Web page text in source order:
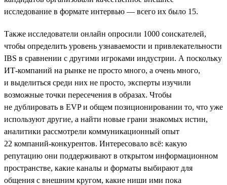
исследование в формате интервью — всего их было 15.
Также исследователи онлайн опросили 1000 соискателей,
чтобы определить уровень узнаваемости и привлекательности
IBS в сравнении с другими игроками индустрии. А поскольку
ИТ-компаний на рынке не просто много, а очень много,
и выделиться среди них не просто, эксперты изучили
возможные точки пересечения в образах. Чтобы
не дублировать в EVP и общем позиционировании то, что уже
используют другие, а найти новые грани знакомых истин,
аналитики рассмотрели коммуникационный опыт
22 компаний-конкурентов. Интересовало всё: какую
репутацию они поддерживают в открытом информационном
пространстве, какие каналы и форматы выбирают для
общения с внешним кругом, какие ниши ими пока